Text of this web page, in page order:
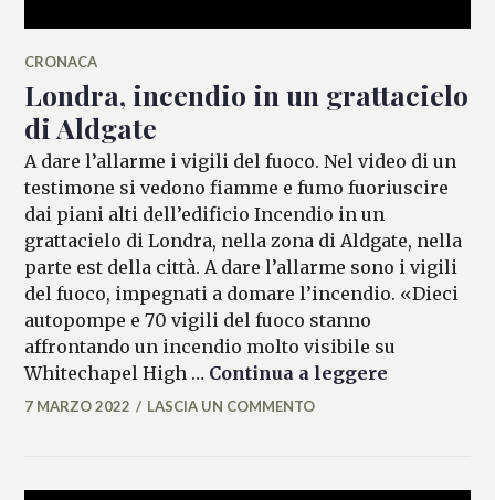
CRONACA
Londra, incendio in un grattacielo
di Aldgate
A dare l’allarme i vigili del fuoco. Nel video di un
testimone si vedono fiamme e fumo fuoriuscire
dai piani alti dell’edificio Incendio in un
grattacielo di Londra, nella zona di Aldgate, nella
parte est della città. A dare l’allarme sono i vigili
del fuoco, impegnati a domare l’incendio. «Dieci
autopompe e 70 vigili del fuoco stanno
affrontando un incendio molto visibile su
Whitechapel High … Continua a leggere
LASIFRANCESCA
7 MARZO 2022 LASCIA UN COMMENTO